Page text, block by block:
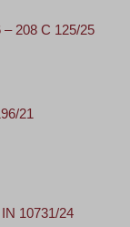
– 208 C 125/25
21
10731/24